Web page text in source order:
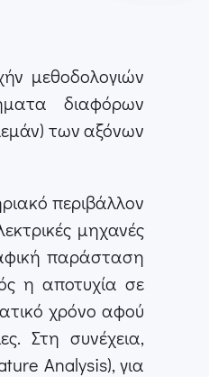
μεθοδολογιών
διαφόρων
των αξόνων
περιβάλλον
μηχανές
παράσταση
η αποτυχία σε
χρόνο αφού
Στη συνέχεια,
Analysis), για